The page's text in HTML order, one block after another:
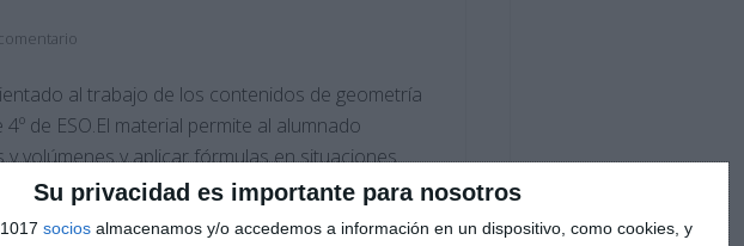
Su privacidad es importante para nosotros
socios almacenamos y/o accedemos a información en un dispositivo, como cookies, y
al trabajo de los contenidos de geometría
de ESO.El material permite al alumnado
volúmenes y aplicar fórmulas en situaciones
y el razonamiento geométrico, de acuerdo